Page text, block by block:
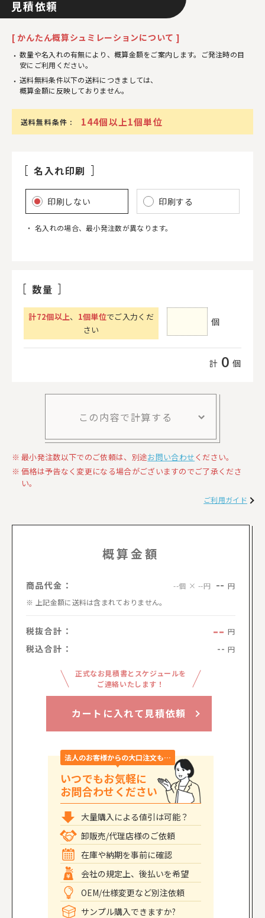
見積依頼
[ かんたん概算シュミレーションについて ]
数量や名入れの有無により、概算金額をご案内します。ご発注時の目
安にご利用ください。
送料無料条件以下の送料につきましては、
概算金額に反映しておりません。
送料無料条件 : 144個以上1個単位
名入れ印刷
印刷しない 印刷する
名入れの場合、最小発注数が異なります。
数量
計72個以上、 1個単位でご入力くだ
さい
個
計 0 個
この内容で計算する
最小発注数以下でのご依頼は、別途お問い合わせください。
価格は予告なく変更になる場合がございますのでご了承くださ
い。
ご利用ガイド
概算金額
商品代金： --個 × --円 -- 円
上記金額に送料は含まれておりません。
税抜合計： -- 円
税込合計： -- 円
正式なお見積書とスケジュールを
ご連絡いたします！
カートに入れて見積依頼
法人のお客様からの大口注文も…
いつでもお気軽に
お問合わせください
大量購入による値引は可能？
卸販売/代理店様のご依頼
在庫や納期を事前に確認
会社の規定上、後払いを希望
OEM/仕様変更など別注依頼
サンプル購入できますか?